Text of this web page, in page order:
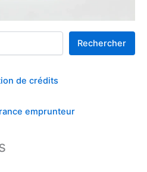
Rechercher
de crédits
emprunteur